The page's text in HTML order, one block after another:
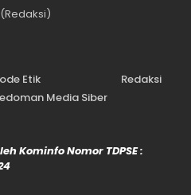
Etik
Redaksi
Media Siber
Kominfo Nomor TDPSE :